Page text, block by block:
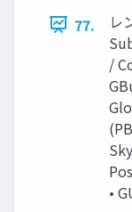
77.
レ
/
•